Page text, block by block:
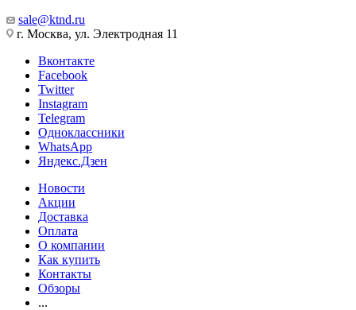
sale@ktnd.ru
г. Москва, ул. Электродная 11
Вконтакте
Facebook
Twitter
Instagram
Telegram
Одноклассники
WhatsApp
Яндекс.Дзен
Новости
Акции
Доставка
Оплата
О компании
Как купить
Контакты
Обзоры
...